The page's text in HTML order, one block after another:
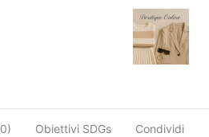
0) Obiettivi SDGs Condividi